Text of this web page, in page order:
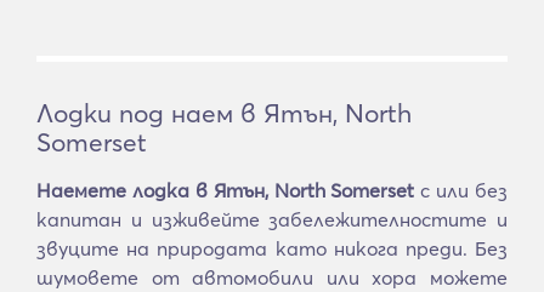
Лодки под наем в Ятън, North
Somerset
Наемете лодка в Ятън, North Somerset с или без
капитан и изживейте забележителностите и
звуците на природата като никога преди. Без
шумовете от автомобили или хора можете